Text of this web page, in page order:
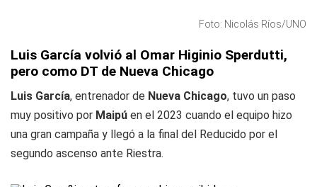
Foto: Nicolás Ríos/UNO
Luis García volvió al Omar Higinio Sperdutti,
pero como DT de Nueva Chicago
Luis García, entrenador de Nueva Chicago, tuvo un paso
muy positivo por Maipú en el 2023 cuando el equipo hizo
una gran campaña y llegó a la final del Reducido por el
segundo ascenso ante Riestra.